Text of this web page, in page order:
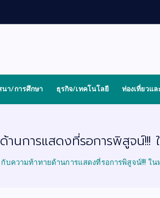
า/การศึกษา ธุรกิจ/เทคโนโลยี ท่องเที่ยวแล
านการแสดงที่รอการพิสูจน์
กับความท้าทายด้านการแสดงที่รอการพิสูจน์!!! ใ